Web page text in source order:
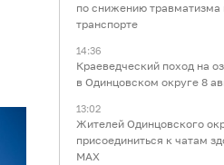
по снижению
транспорте
14:36
Краеведческий поход на
в Одинцовском округе 8
13:02
Жителей Одинцовского
присоединиться к чатам
МАХ